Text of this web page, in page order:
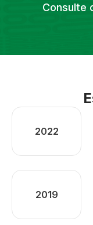
Consulte
2022
2019